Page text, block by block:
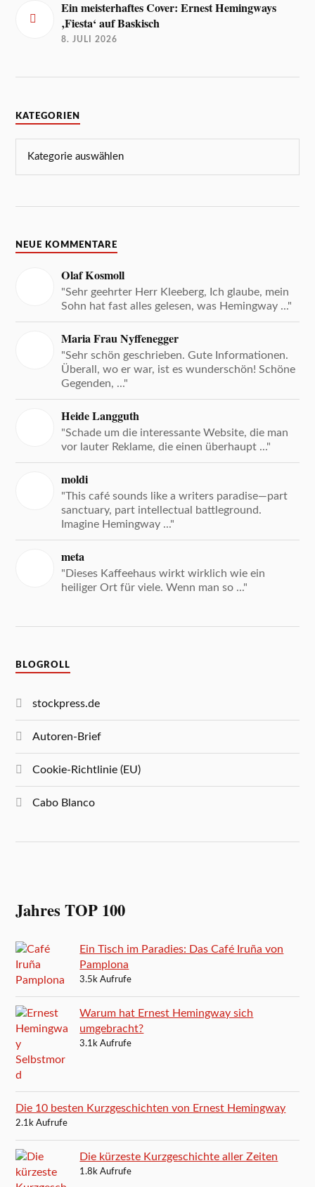
Ein meisterhaftes Cover: Ernest Hemingways
‚Fiesta‘ auf Baskisch
8. JULI 2026
KATEGORIEN
NEUE KOMMENTARE
Olaf Kosmoll
"Sehr geehrter Herr Kleeberg, Ich glaube, mein
Sohn hat fast alles gelesen, was Hemingway ..."
Maria Frau Nyffenegger
"Sehr schön geschrieben. Gute Informationen.
Überall, wo er war, ist es wunderschön! Schöne
Gegenden, ..."
Heide Langguth
"Schade um die interessante Website, die man
vor lauter Reklame, die einen überhaupt ..."
moldi
"This café sounds like a writers paradise—part
sanctuary, part intellectual battleground.
Imagine Hemingway ..."
meta
"Dieses Kaffeehaus wirkt wirklich wie ein
heiliger Ort für viele. Wenn man so ..."
BLOGROLL
stockpress.de
Autoren-Brief
Cookie-Richtlinie (EU)
Cabo Blanco
Jahres TOP 100
Ein Tisch im Paradies: Das Café Iruña von
Pamplona
3.5k Aufrufe
Warum hat Ernest Hemingway sich
umgebracht?
3.1k Aufrufe
Die 10 besten Kurzgeschichten von Ernest Hemingway
2.1k Aufrufe
Die kürzeste Kurzgeschichte aller Zeiten
1.8k Aufrufe